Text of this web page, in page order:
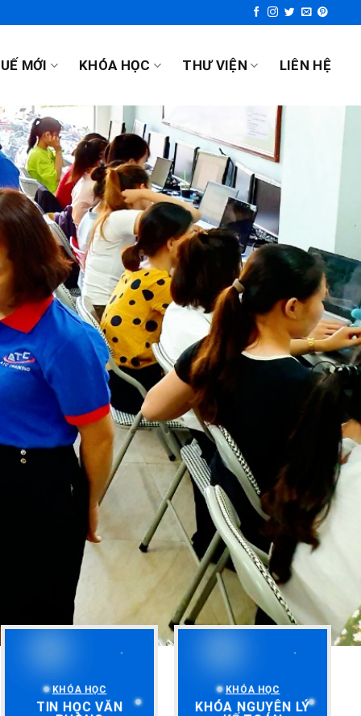
MỚI KHÓA HỌC THƯ VIỆN LIÊN HỆ
KHÓA HỌC
TIN HỌC VĂN
KHÓA HỌC
KHÓA NGUYÊN LÝ